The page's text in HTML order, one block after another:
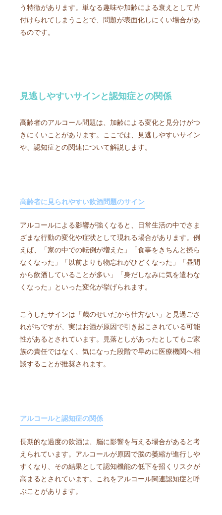
う特徴があります。単なる趣味や加齢による衰えとして片
付けられてしまうことで、問題が表面化しにくい場合があ
るのです。
見逃しやすいサインと認知症との関係
高齢者のアルコール問題は、加齢による変化と見分けがつ
きにくいことがあります。ここでは、見逃しやすいサイン
や、認知症との関連について解説します。
高齢者に見られやすい飲酒問題のサイン
アルコールによる影響が強くなると、日常生活の中でさま
ざまな行動の変化や症状として現れる場合があります。例
えば、「家の中での転倒が増えた」「食事をきちんと摂ら
なくなった」「以前よりも物忘れがひどくなった」「昼間
から飲酒していることが多い」「身だしなみに気を遣わな
くなった」といった変化が挙げられます。
こうしたサインは「歳のせいだから仕方ない」と見過ごさ
れがちですが、実はお酒が原因で引き起こされている可能
性があるとされています。見落としがあったとしてもご家
族の責任ではなく、気になった段階で早めに医療機関へ相
談することが推奨されます。
アルコールと認知症の関係
長期的な過度の飲酒は、脳に影響を与える場合があると考
えられています。アルコールが原因で脳の萎縮が進行しや
すくなり、その結果として認知機能の低下を招くリスクが
高まるとされています。これをアルコール関連認知症と呼
ぶことがあります。